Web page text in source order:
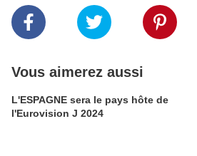
Vous aimerez aussi
L'ESPAGNE sera le pays hôte de
l'Eurovision J 2024